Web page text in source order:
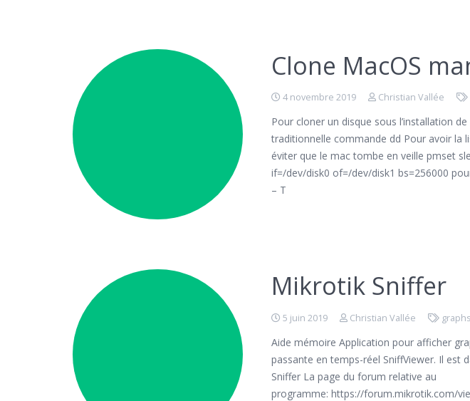
Clone MacOS
4 novembre 2019 Christian Vallée
Pour cloner un disque sous l’installation
traditionnelle commande dd Pour avoir la
éviter que le mac tombe en veille pmset
if=/dev/disk0 of=/dev/disk1 bs=256000
– T
Mikrotik Sniffer
5 juin 2019 Christian Vallée graphs
Aide mémoire Application pour afficher
passante en temps-réel SniffViewer. Il est
Sniffer La page du forum relative au
programme: https://forum.mikrotik.com/